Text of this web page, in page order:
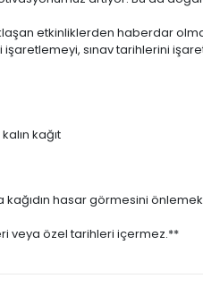
etkinliklerden haberdar
sınav tarihlerini
kağıt
kağıdın hasar görmesini
veya özel tarihleri içermez.**